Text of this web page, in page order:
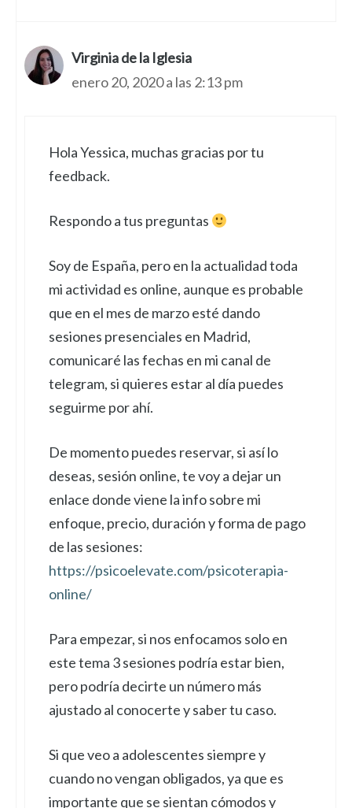
Virginia de la Iglesia
enero 20, 2020 a las 2:13 pm
Hola Yessica, muchas gracias por tu
feedback.
Respondo a tus preguntas
Soy de España, pero en la actualidad toda
mi actividad es online, aunque es probable
que en el mes de marzo esté dando
sesiones presenciales en Madrid,
comunicaré las fechas en mi canal de
telegram, si quieres estar al día puedes
seguirme por ahí.
De momento puedes reservar, si así lo
deseas, sesión online, te voy a dejar un
enlace donde viene la info sobre mi
enfoque, precio, duración y forma de pago
de las sesiones:
https://psicoelevate.com/psicoterapia-
online/
Para empezar, si nos enfocamos solo en
este tema 3 sesiones podría estar bien,
pero podría decirte un número más
ajustado al conocerte y saber tu caso.
Si que veo a adolescentes siempre y
cuando no vengan obligados, ya que es
importante que se sientan cómodos y